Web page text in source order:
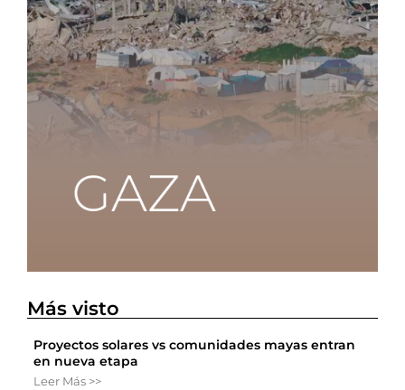
Más visto
Proyectos solares vs comunidades mayas entran
en nueva etapa
Leer Más >>